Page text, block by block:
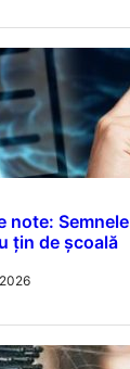
note: Semnele
țin de școală